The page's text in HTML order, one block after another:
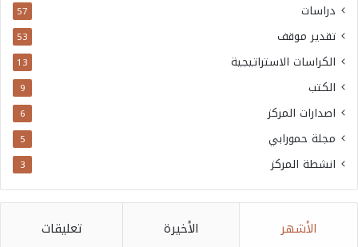
دراسات 57
تقدير موقف 53
الكراسات الاستراتيجية 13
الكتب 9
اصدارات المركز 6
مجلة حمورابي 5
انشطة المركز 3
الأشهر الأخيرة تعليقات